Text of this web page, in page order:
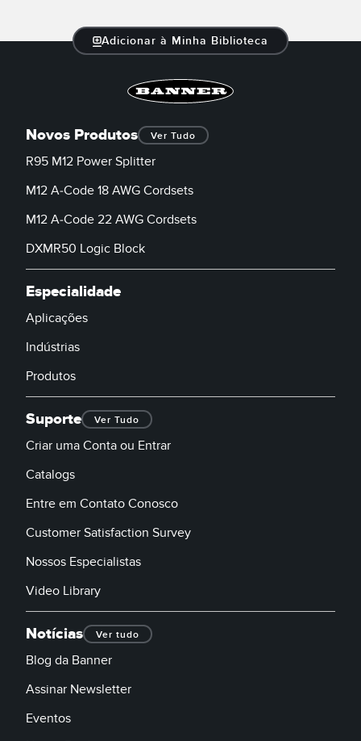
Banner Measurement Sensor Software
Adicionar à Minha Biblioteca
Novos Produtos Ver Tudo
R95 M12 Power Splitter
M12 A-Code 18 AWG Cordsets
M12 A-Code 22 AWG Cordsets
DXMR50 Logic Block
Especialidade
Aplicações
Indústrias
Produtos
Suporte Ver Tudo
Criar uma Conta ou Entrar
Catalogs
Entre em Contato Conosco
Customer Satisfaction Survey
Nossos Especialistas
Video Library
Notícias Ver tudo
Blog da Banner
Assinar Newsletter
Eventos